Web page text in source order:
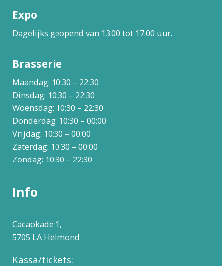
Expo
Dagelijks geopend van 13.00 tot 17.00 uur.
Brasserie
Maandag: 10:30 – 22:30
Dinsdag: 10:30 – 22:30
Woensdag: 10:30 – 22:30
Donderdag: 10:30 – 00:00
Vrijdag: 10:30 – 00:00
Zaterdag: 10:30 – 00:00
Zondag: 10:30 – 22:30
Info
Cacaokade 1,
5705 LA Helmond
Kassa/tickets: